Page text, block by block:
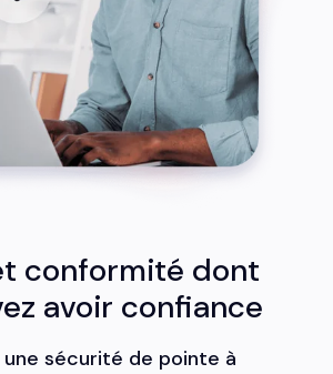
conformité dont
avoir confiance
sécurité de pointe à